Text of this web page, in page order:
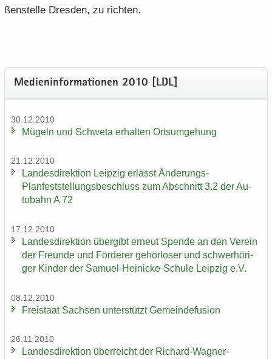
ßen­stel­le Dres­den, zu rich­ten.
Me­di­en­in­for­ma­tio­nen 2010 [LDL]
30.12.2010
Mü­geln und Schwe­ta er­hal­ten Orts­um­ge­hung
21.12.2010
Lan­des­di­rek­ti­on Leip­zig er­lässt Änderungs-​
Planfeststellungsbeschluss zum Ab­schnitt 3.2 der Au­
to­bahn A 72
17.12.2010
Lan­des­di­rek­ti­on über­gibt er­neut Spen­de an den Ver­ein
der Freun­de und För­de­rer ge­hör­lo­ser und schwer­hö­ri­
ger Kin­der der Samuel-​Heinicke-Schule Leip­zig e.V.
08.12.2010
Frei­staat Sach­sen un­ter­stützt Ge­mein­de­fu­si­on
26.11.2010
Lan­des­di­rek­ti­on über­reicht der Richard-​Wagner-